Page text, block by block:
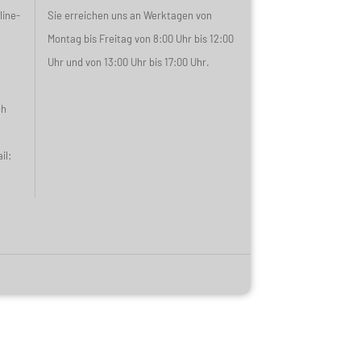
Sie erreichen uns an Werktagen von
Montag bis Freitag von 8:00 Uhr bis 12:00
Uhr und von 13:00 Uhr bis 17:00 Uhr.